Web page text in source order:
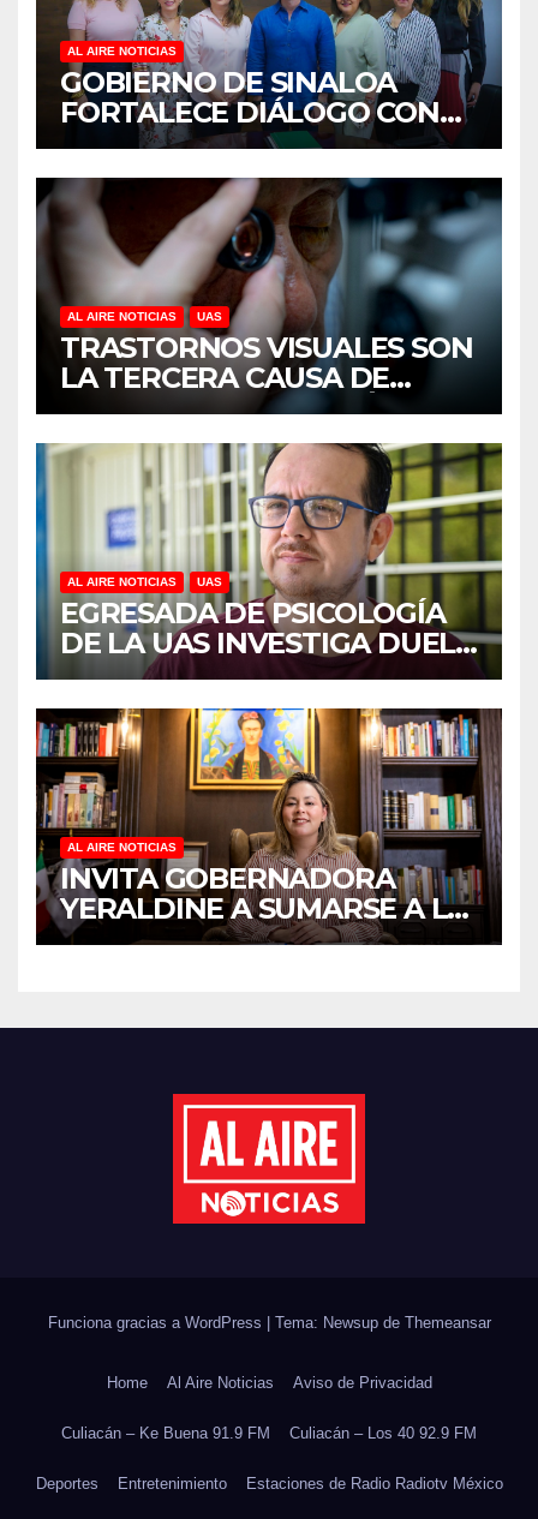
AL AIRE NOTICIAS
GOBIERNO DE SINALOA
FORTALECE DIÁLOGO CON
MUJERES EMPRESARIAS DE
CULIACÁN
AL AIRE NOTICIAS UAS
TRASTORNOS VISUALES SON
LA TERCERA CAUSA DE
DISCAPACIDAD EN MÉXICO,
REVELA ESTUDIO DEL
CIDOCS DE LA UAS
AL AIRE NOTICIAS UAS
EGRESADA DE PSICOLOGÍA
DE LA UAS INVESTIGA DUELO
ANTICIPADO Y SOBRECARGA
EN CUIDADORES DE
ADULTOS MAYORES
AL AIRE NOTICIAS
INVITA GOBERNADORA
YERALDINE A SUMARSE A LA
JORNADA NACIONAL DE
DE ÁRBOLES
Funciona gracias a WordPress Tema: Newsup de Themeansar
Home Al Aire Noticias Aviso de Privacidad
Culiacán – Ke Buena 91.9 FM Culiacán – Los 40 92.9 FM
Deportes Entretenimiento Estaciones de Radio Radiotv México